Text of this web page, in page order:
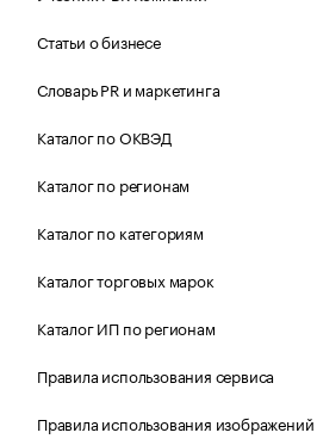
Статьи о бизнесе
Словарь PR и маркетинга
Каталог по ОКВЭД
Каталог по регионам
Каталог по категориям
Каталог торговых марок
Каталог ИП по регионам
Правила использования сервиса
Правила использования изображений